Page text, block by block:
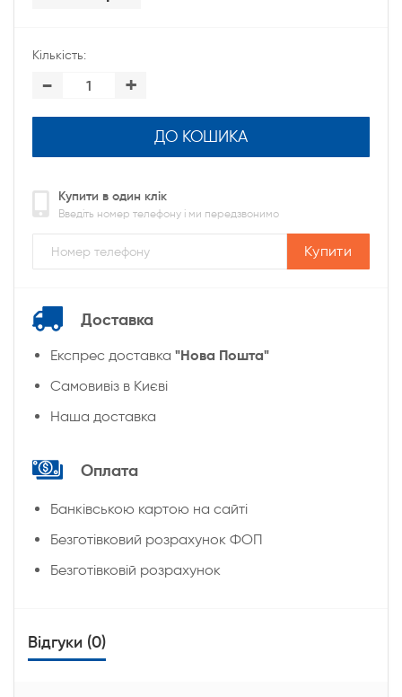
Кількість:
- +
ДО КОШИКА
Купити в один клік
Введіть номер телефону і ми передзвонимо
Купити
Доставка
Експрес доставка "Нова Пошта"
Cамовивіз в Києві
Наша доставка
Оплата
Банківською картою на сайті
Безготівковий розрахунок ФОП
Безготівковій розрахунок
Відгуки (0)